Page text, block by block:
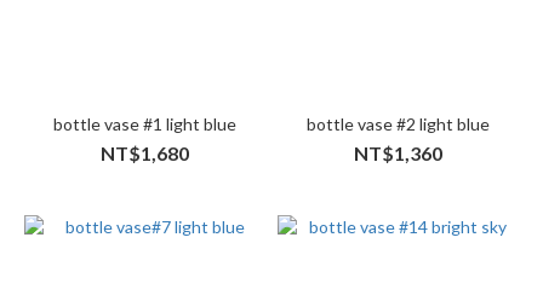
bottle vase #1 light blue
NT$1,680
bottle vase #2 light blue
NT$1,360